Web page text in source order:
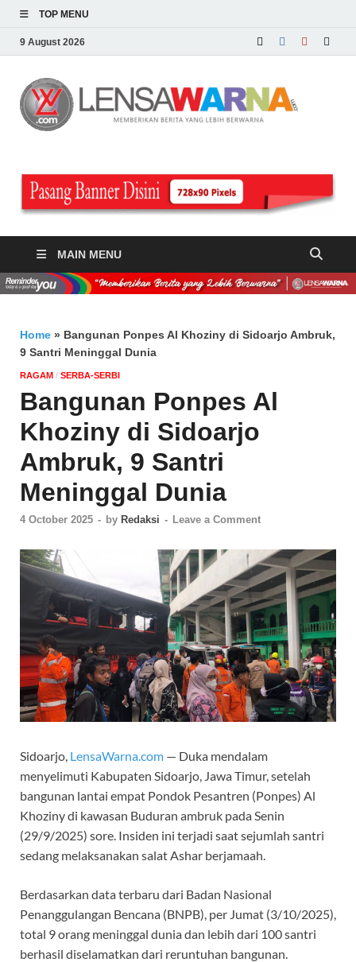
TOP MENU
9 August 2026
MAIN MENU
Home » Bangunan Ponpes Al Khoziny di Sidoarjo Ambruk,
9 Santri Meninggal Dunia
‎RAGAM / SERBA-SERBI
Bangunan Ponpes Al
Khoziny di Sidoarjo
Ambruk, 9 Santri
Meninggal Dunia
4 October 2025 - by Redaksi - Leave a Comment
Sidoarjo, LensaWarna.com — Duka mendalam
menyelimuti Kabupaten Sidoarjo, Jawa Timur, setelah
bangunan lantai empat Pondok Pesantren (Ponpes) Al
Khoziny di kawasan Buduran ambruk pada Senin
(29/9/2025) sore. Insiden ini terjadi saat sejumlah santri
sedang melaksanakan salat Ashar berjamaah.
Berdasarkan data terbaru dari Badan Nasional
Penanggulangan Bencana (BNPB), per Jumat (3/10/2025),
total 9 orang meninggal dunia dan lebih dari 100 santri
berhasil diselamatkan dari reruntuhan bangunan.